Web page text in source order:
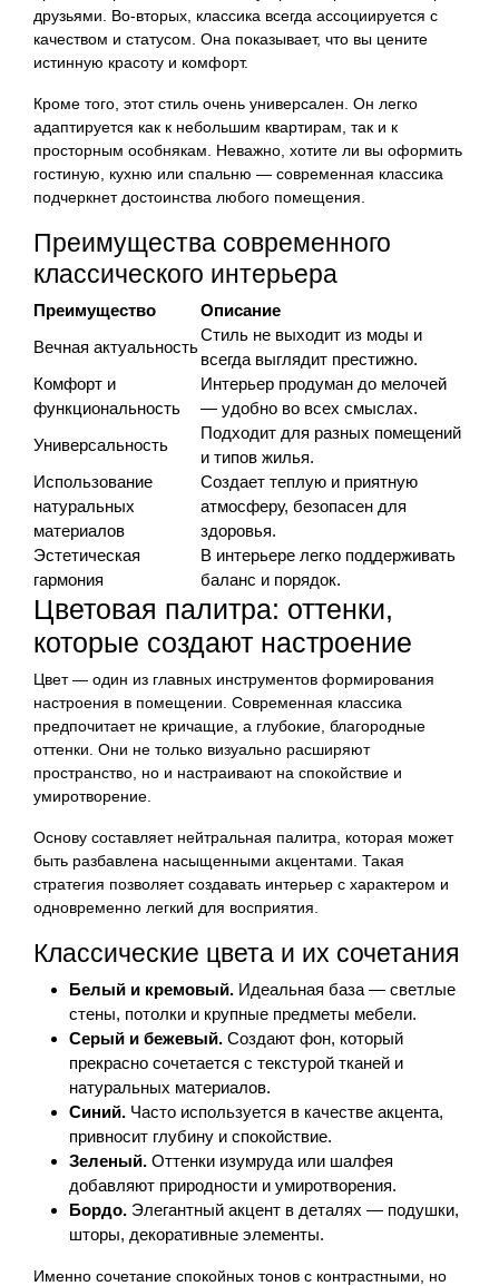
друзьями. Во-вторых, классика всегда ассоциируется с
качеством и статусом. Она показывает, что вы цените
истинную красоту и комфорт.
Кроме того, этот стиль очень универсален. Он легко
адаптируется как к небольшим квартирам, так и к
просторным особнякам. Неважно, хотите ли вы оформить
гостиную, кухню или спальню — современная классика
подчеркнет достоинства любого помещения.
Преимущества современного
классического интерьера
Преимущество
Описание
Вечная актуальность
Стиль не выходит из моды и
всегда выглядит престижно.
Комфорт и
функциональность
Интерьер продуман до мелочей
— удобно во всех смыслах.
Универсальность
Подходит для разных помещений
и типов жилья.
Использование
натуральных
материалов
Создает теплую и приятную
атмосферу, безопасен для
здоровья.
Эстетическая
гармония
В интерьере легко поддерживать
баланс и порядок.
Цветовая палитра: оттенки,
которые создают настроение
Цвет — один из главных инструментов формирования
настроения в помещении. Современная классика
предпочитает не кричащие, а глубокие, благородные
оттенки. Они не только визуально расширяют
пространство, но и настраивают на спокойствие и
умиротворение.
Основу составляет нейтральная палитра, которая может
быть разбавлена насыщенными акцентами. Такая
стратегия позволяет создавать интерьер с характером и
одновременно легкий для восприятия.
Классические цвета и их сочетания
Белый и кремовый. Идеальная база — светлые
стены, потолки и крупные предметы мебели.
Серый и бежевый. Создают фон, который
прекрасно сочетается с текстурой тканей и
натуральных материалов.
Синий. Часто используется в качестве акцента,
привносит глубину и спокойствие.
Зеленый. Оттенки изумруда или шалфея
добавляют природности и умиротворения.
Бордо. Элегантный акцент в деталях — подушки,
шторы, декоративные элементы.
Именно сочетание спокойных тонов с контрастными, но